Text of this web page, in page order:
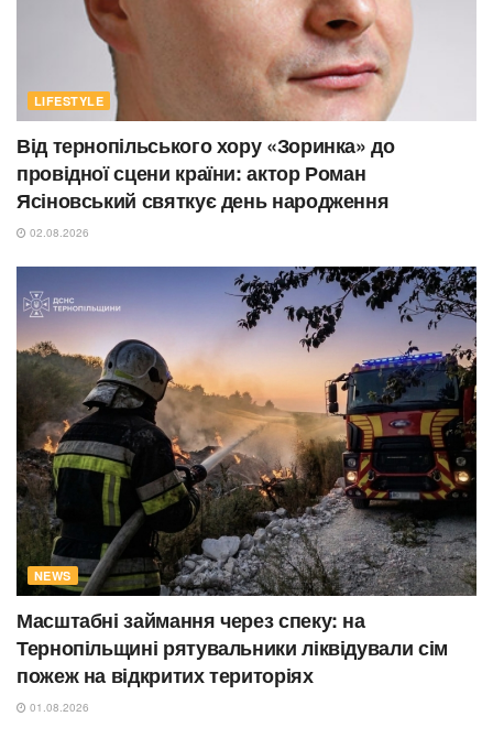
LIFESTYLE
Від тернопільського хору «Зоринка» до
провідної сцени країни: актор Роман
Ясіновський святкує день народження
02.08.2026
NEWS
Масштабні займання через спеку: на
Тернопільщині рятувальники ліквідували сім
пожеж на відкритих територіях
01.08.2026